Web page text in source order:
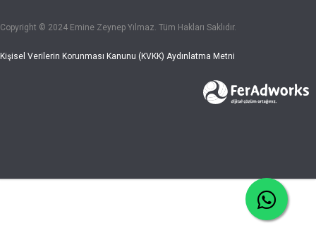
Copyright © 2024 Emine Zeynep Yılmaz. Tüm Hakları Saklıdır.
Kişisel Verilerin Korunması Kanunu (KVKK) Aydınlatma Metni